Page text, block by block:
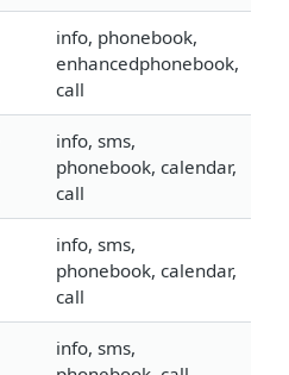
info, phonebook,
enhancedphonebook,
call
info, sms,
phonebook, calendar,
call
info, sms,
phonebook, calendar,
call
info, sms,